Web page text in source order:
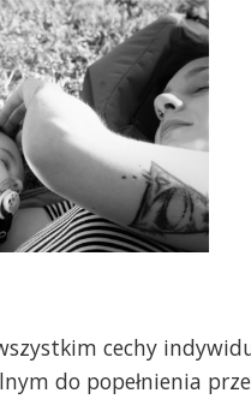
cechy
do popełnienia